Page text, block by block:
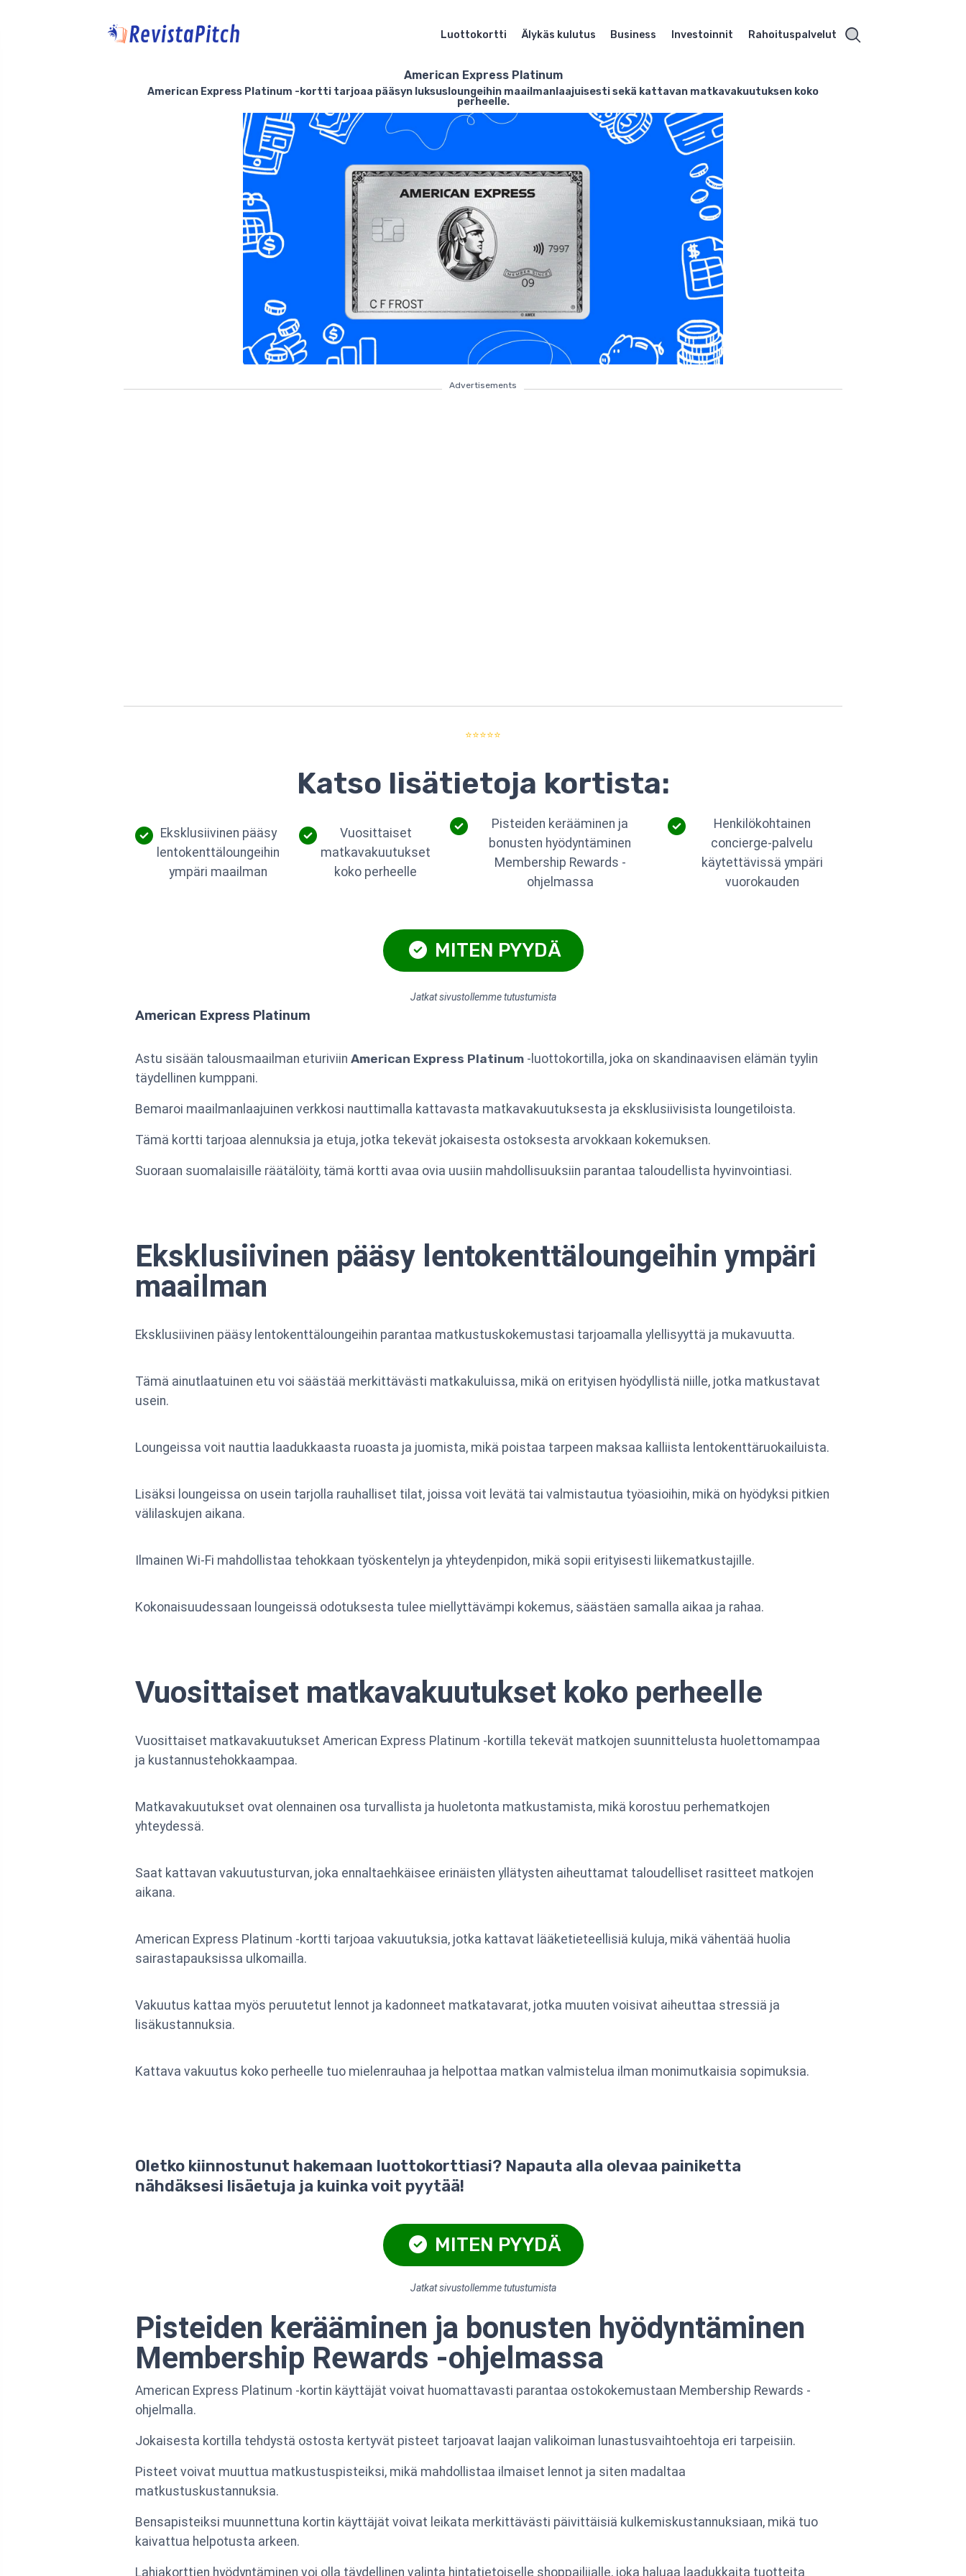
Luottokortti Älykäs kulutus Business Investoinnit Rahoituspalvelut
American Express Platinum
American Express Platinum -kortti tarjoaa pääsyn luksusloungeihin maailmanlaajuisesti sekä kattavan matkavakuutuksen koko
perheelle.
Advertisements
⭐⭐⭐⭐⭐
Katso lisätietoja kortista:
Eksklusiivinen pääsy
lentokenttäloungeihin
ympäri maailman
Vuosittaiset
matkavakuutukset
koko perheelle
Pisteiden kerääminen ja
bonusten hyödyntäminen
Membership Rewards -
ohjelmassa
Henkilökohtainen
concierge-palvelu
käytettävissä ympäri
vuorokauden
MITEN PYYDÄ
Jatkat sivustollemme tutustumista
American Express Platinum
Astu sisään talousmaailman eturiviin American Express Platinum -luottokortilla, joka on skandinaavisen elämän tyylin
täydellinen kumppani.
Bemaroi maailmanlaajuinen verkkosi nauttimalla kattavasta matkavakuutuksesta ja eksklusiivisista loungetiloista.
Tämä kortti tarjoaa alennuksia ja etuja, jotka tekevät jokaisesta ostoksesta arvokkaan kokemuksen.
Suoraan suomalaisille räätälöity, tämä kortti avaa ovia uusiin mahdollisuuksiin parantaa taloudellista hyvinvointiasi.
Eksklusiivinen pääsy lentokenttäloungeihin ympäri
maailman
Eksklusiivinen pääsy lentokenttäloungeihin parantaa matkustuskokemustasi tarjoamalla ylellisyyttä ja mukavuutta.
Tämä ainutlaatuinen etu voi säästää merkittävästi matkakuluissa, mikä on erityisen hyödyllistä niille, jotka matkustavat
usein.
Loungeissa voit nauttia laadukkaasta ruoasta ja juomista, mikä poistaa tarpeen maksaa kalliista lentokenttäruokailuista.
Lisäksi loungeissa on usein tarjolla rauhalliset tilat, joissa voit levätä tai valmistautua työasioihin, mikä on hyödyksi pitkien
välilaskujen aikana.
Ilmainen Wi-Fi mahdollistaa tehokkaan työskentelyn ja yhteydenpidon, mikä sopii erityisesti liikematkustajille.
Kokonaisuudessaan loungeissä odotuksesta tulee miellyttävämpi kokemus, säästäen samalla aikaa ja rahaa.
Vuosittaiset matkavakuutukset koko perheelle
Vuosittaiset matkavakuutukset American Express Platinum -kortilla tekevät matkojen suunnittelusta huolettomampaa
ja kustannustehokkaampaa.
Matkavakuutukset ovat olennainen osa turvallista ja huoletonta matkustamista, mikä korostuu perhematkojen
yhteydessä.
Saat kattavan vakuutusturvan, joka ennaltaehkäisee erinäisten yllätysten aiheuttamat taloudelliset rasitteet matkojen
aikana.
American Express Platinum -kortti tarjoaa vakuutuksia, jotka kattavat lääketieteellisiä kuluja, mikä vähentää huolia
sairastapauksissa ulkomailla.
Vakuutus kattaa myös peruutetut lennot ja kadonneet matkatavarat, jotka muuten voisivat aiheuttaa stressiä ja
lisäkustannuksia.
Kattava vakuutus koko perheelle tuo mielenrauhaa ja helpottaa matkan valmistelua ilman monimutkaisia sopimuksia.
Oletko kiinnostunut hakemaan luottokorttiasi? Napauta alla olevaa painiketta
nähdäksesi lisäetuja ja kuinka voit pyytää!
MITEN PYYDÄ
Jatkat sivustollemme tutustumista
Pisteiden kerääminen ja bonusten hyödyntäminen
Membership Rewards -ohjelmassa
American Express Platinum -kortin käyttäjät voivat huomattavasti parantaa ostokokemustaan Membership Rewards -
ohjelmalla.
Jokaisesta kortilla tehdystä ostosta kertyvät pisteet tarjoavat laajan valikoiman lunastusvaihtoehtoja eri tarpeisiin.
Pisteet voivat muuttua matkustuspisteiksi, mikä mahdollistaa ilmaiset lennot ja siten madaltaa
matkustuskustannuksia.
Bensapisteiksi muunnettuna kortin käyttäjät voivat leikata merkittävästi päivittäisiä kulkemiskustannuksiaan, mikä tuo
kaivattua helpotusta arkeen.
Lahjakorttien hyödyntäminen voi olla täydellinen valinta hintatietoiselle shoppailijalle, joka haluaa laadukkaita tuotteita